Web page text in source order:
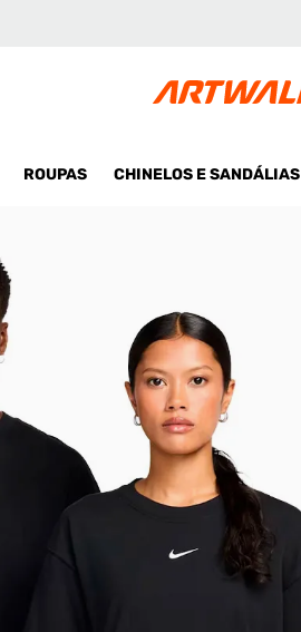
ROUPAS CHINELOS E SANDÁLIAS